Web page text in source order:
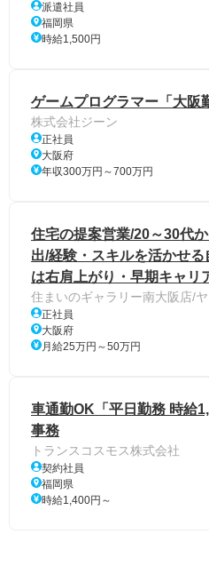
派遣社員
福岡県
時給1,500円
ゲームプログラマー「大阪
株式会社ジーン
正社員
大阪府
年収300万円～700万円
住宅の提案営業/20～30代
出/経験・スキルを活かせ
は右肩上がり・早期キャリ
住まいのギャラリー南大阪店/
正社員
大阪府
月給25万円～50万円
車通勤OK「平日勤務 時給
事務
トランスコスモス株式会社
契約社員
福岡県
時給1,400円～